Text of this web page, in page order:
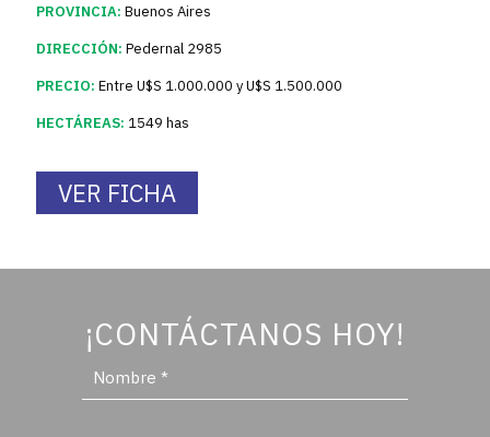
PROVINCIA: Buenos Aires
DIRECCIÓN: Pedernal 2985
PRECIO: Entre U$S 1.000.000 y U$S 1.500.000
HECTÁREAS: 1549 has
VER FICHA
¡CONTÁCTANOS HOY!